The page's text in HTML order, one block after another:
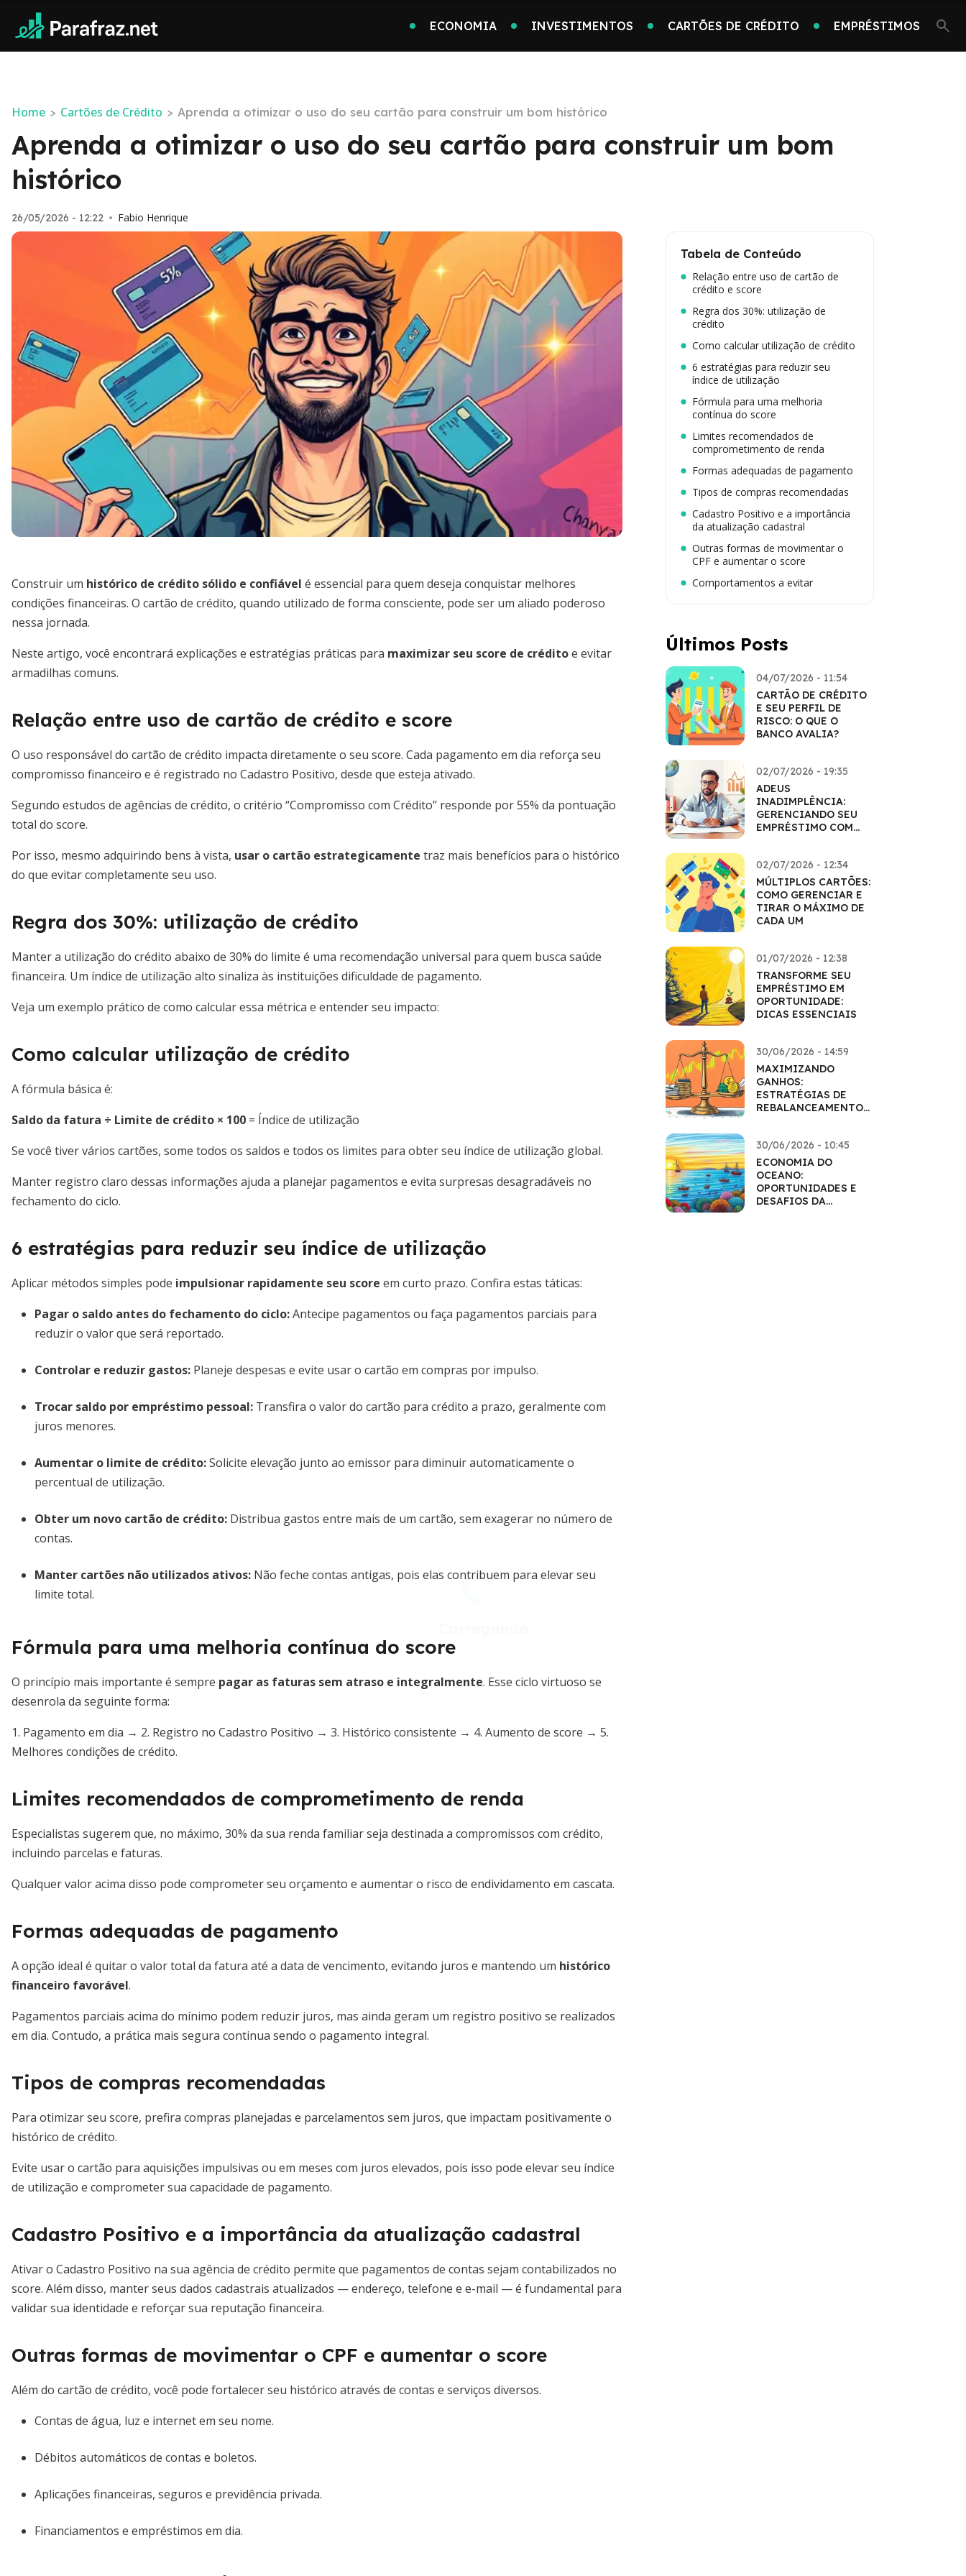
ECONOMIA INVESTIMENTOS CARTÕES DE CRÉDITO EMPRÉSTIMOS
Home > Cartões de Crédito > Aprenda a otimizar o uso do seu cartão para construir um bom histórico
Aprenda a otimizar o uso do seu cartão para construir um bom
histórico
26/05/2026 - 12:22 • Fabio Henrique
Construir um histórico de crédito sólido e confiável é essencial para quem deseja conquistar melhores
condições financeiras. O cartão de crédito, quando utilizado de forma consciente, pode ser um aliado poderoso
nessa jornada.
Neste artigo, você encontrará explicações e estratégias práticas para maximizar seu score de créditoe evitar
armadilhas comuns.
Relação entre uso de cartão de crédito e score
O uso responsável do cartão de crédito impacta diretamente o seu score. Cada pagamento em dia reforça seu
compromisso financeiro e é registrado no Cadastro Positivo, desde que esteja ativado.
Segundo estudos de agências de crédito, o critério “Compromisso com Crédito” responde por 55% da pontuação
total do score.
Por isso, mesmo adquirindo bens à vista, usar o cartão estrategicamente traz mais benefícios para o histórico
do que evitar completamente seu uso.
Regra dos 30%: utilização de crédito
Manter a utilização do crédito abaixo de 30% do limite é uma recomendação universal para quem busca saúde
financeira. Um índice de utilização alto sinaliza às instituições dificuldade de pagamento.
Veja um exemplo prático de como calcular essa métrica e entender seu impacto:
Como calcular utilização de crédito
A fórmula básica é:
Saldo da fatura ÷ Limite de crédito × 100 = Índice de utilização
Se você tiver vários cartões, some todos os saldos e todos os limites para obter seu índice de utilização global.
Manter registro claro dessas informações ajuda a planejar pagamentos e evita surpresas desagradáveis no
fechamento do ciclo.
6 estratégias para reduzir seu índice de utilização
Aplicar métodos simples pode impulsionar rapidamente seu score em curto prazo. Confira estas táticas:
Pagar o saldo antes do fechamento do ciclo:Antecipe pagamentos ou faça pagamentos parciais para
reduzir o valor que será reportado.
Controlar e reduzir gastos: Planeje despesas e evite usar o cartão em compras por impulso.
Trocar saldo por empréstimo pessoal: Transfira o valor do cartão para crédito a prazo, geralmente com
juros menores.
Aumentar o limite de crédito:Solicite elevação junto ao emissor para diminuir automaticamente o
percentual de utilização.
Obter um novo cartão de crédito: Distribua gastos entre mais de um cartão, sem exagerar no número de
contas.
Manter cartões não utilizados ativos: Não feche contas antigas, pois elas contribuem para elevar seu
limite total.
Fórmula para uma melhoria contínua do score
O princípio mais importante é sempre pagar as faturas sem atraso e integralmente. Esse ciclo virtuoso se
desenrola da seguinte forma:
1. Pagamento em dia → 2. Registro no Cadastro Positivo → 3. Histórico consistente → 4. Aumento de score → 5.
Melhores condições de crédito.
Limites recomendados de comprometimento de renda
Especialistas sugerem que, no máximo, 30% da sua renda familiar seja destinada a compromissos com crédito,
incluindo parcelas e faturas.
Qualquer valor acima disso pode comprometer seu orçamento e aumentar o risco de endividamento em cascata.
Formas adequadas de pagamento
A opção ideal é quitar o valor total da fatura até a data de vencimento, evitando juros e mantendo um histórico
financeiro favorável.
Pagamentos parciais acima do mínimo podem reduzir juros, mas ainda geram um registro positivo se realizados
em dia. Contudo, a prática mais segura continua sendo o pagamento integral.
Tipos de compras recomendadas
Para otimizar seu score, prefira compras planejadas e parcelamentos sem juros, que impactam positivamente o
histórico de crédito.
Evite usar o cartão para aquisições impulsivas ou em meses com juros elevados, pois isso pode elevar seu índice
de utilização e comprometer sua capacidade de pagamento.
Cadastro Positivo e a importância da atualização cadastral
Ativar o Cadastro Positivo na sua agência de crédito permite que pagamentos de contas sejam contabilizados no
score. Além disso, manter seus dados cadastrais atualizados — endereço, telefone e e-mail — é fundamental para
validar sua identidade e reforçar sua reputação financeira.
Outras formas de movimentar o CPF e aumentar o score
Além do cartão de crédito, você pode fortalecer seu histórico através de contas e serviços diversos.
Contas de água, luz e internet em seu nome.
Débitos automáticos de contas e boletos.
Aplicações financeiras, seguros e previdência privada.
Financiamentos e empréstimos em dia.
Tabela de Conteúdo
Relação entre uso de cartão de
crédito e score
Regra dos 30%: utilização de
crédito
Como calcular utilização de crédito
6 estratégias para reduzir seu
índice de utilização
Fórmula para uma melhoria
contínua do score
Limites recomendados de
comprometimento de renda
Formas adequadas de pagamento
Tipos de compras recomendadas
Cadastro Positivo e a importância
da atualização cadastral
Outras formas de movimentar o
CPF e aumentar o score
Comportamentos a evitar
Últimos Posts
04/07/2026 - 11:54
CARTÃO DE CRÉDITO
E SEU PERFIL DE
RISCO: O QUE O
BANCO AVALIA?
02/07/2026 - 19:35
ADEUS
INADIMPLÊNCIA:
GERENCIANDO SEU
EMPRÉSTIMO COM
02/07/2026 - 12:34
MÚLTIPLOS CARTÕES:
COMO GERENCIAR E
TIRAR O MÁXIMO DE
CADA UM
01/07/2026 - 12:38
TRANSFORME SEU
EMPRÉSTIMO EM
OPORTUNIDADE:
DICAS ESSENCIAIS
30/06/2026 - 14:59
MAXIMIZANDO
GANHOS:
ESTRATÉGIAS DE
REBALANCEAMENTO
30/06/2026 - 10:45
ECONOMIA DO
OCEANO:
OPORTUNIDADES E
DESAFIOS DA